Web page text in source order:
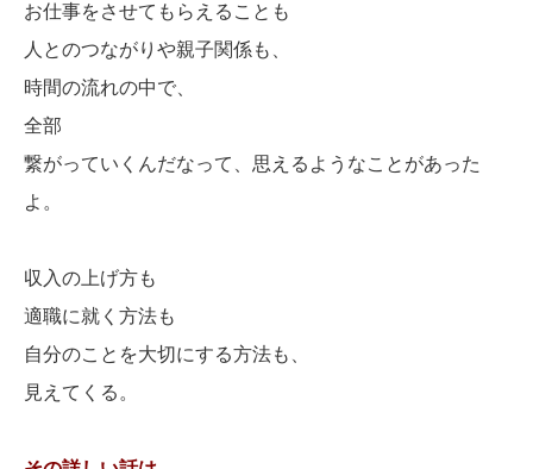
お仕事をさせてもらえることも
人とのつながりや親子関係も、
時間の流れの中で、
全部
繋がっていくんだなって、思えるようなことがあった
よ。
収入の上げ方も
適職に就く方法も
自分のことを大切にする方法も、
見えてくる。